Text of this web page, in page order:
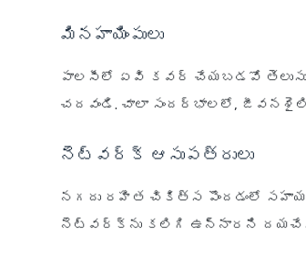
మినహాయింపులు
పాలసీలో ఏవి కవర్ చేయబడవో
చదవండి. చాలా సందర్భాలలో,
నెట్‌వర్క్ ఆసుపత్రులు
నగదు రహిత చికిత్స పొందడంలో
నెట్‌వర్క్‌ను కలిగి ఉన్నారని దయచేసి